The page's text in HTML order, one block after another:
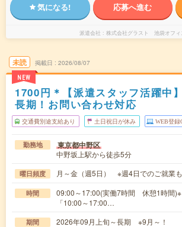
気になる! 応募へ進む
派遣会社 株式会社グラスト 池袋オフィ
未読
NEW
掲載日 2026/08/07
1700円＊【派遣スタッフ活躍中
長期！お問い合わせ対応
交通費別途支給あり 土日祝日が休み WEB登録
勤務地 東京都中野区
中野坂上駅から徒歩5分
曜日頻度 月～金（週5日） ※週4日でのご就業
時間
09:00～17:00(実働7時間 休憩1時間)※
「10:00～17:00…
期間 2026年09月上旬～長期 ※9月～！